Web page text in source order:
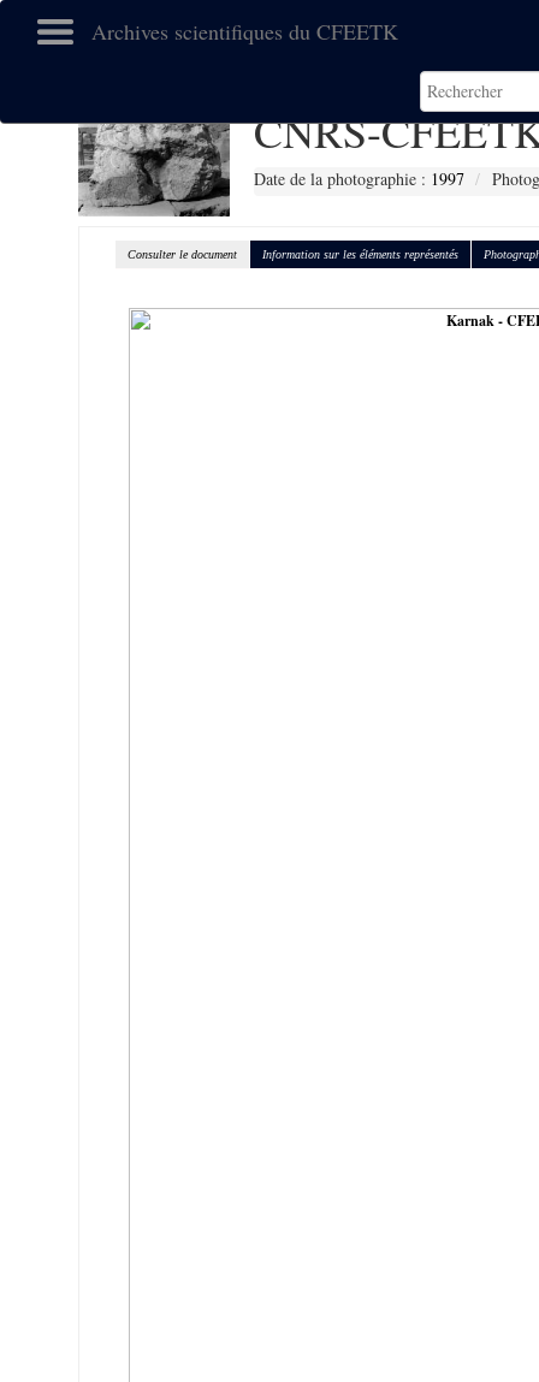
Archives scientifiques du CFEETK
CNRS-
Date de la photographie : 1997
Consulter le document Information sur les éléments représentés